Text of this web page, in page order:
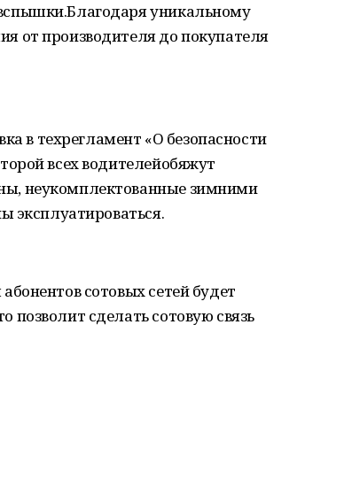
уникальному
от производителя до покупателя
в техрегламент «О безопасности
всех водителейобяжут
неукомплектованные зимними
эксплуатироваться.
сотовых сетей будет
сделать сотовую связь